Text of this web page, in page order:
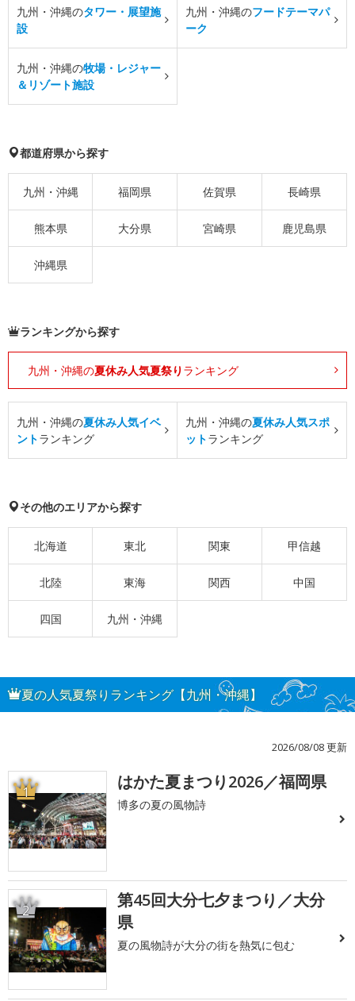
九州・沖縄のタワー・展望施
設
九州・沖縄のフードテーマパ
ーク
九州・沖縄の牧場・レジャー
＆リゾート施設
都道府県から探す
九州・沖縄 福岡県 佐賀県 長崎県
熊本県 大分県 宮崎県 鹿児島県
沖縄県
ランキングから探す
九州・沖縄の夏休み人気夏祭り ランキング
九州・沖縄の夏休み人気イベ
ントランキング
九州・沖縄の夏休み人気スポ
ットランキング
その他のエリアから探す
北海道 東北 関東 甲信越
北陸 東海 関西 中国
四国 九州・沖縄
夏の人気夏祭りランキング【九州・沖縄】
2026/08/08 更新
1 はかた夏まつり2026／福岡県
博多の夏の風物詩
2
第45回大分七夕まつり／大分
県
夏の風物詩が大分の街を熱気に包む